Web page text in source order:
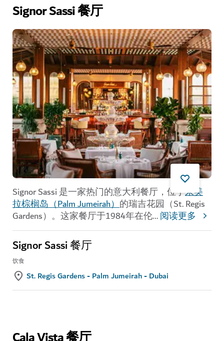
Signor Sassi 餐厅
Signor Sassi 是一家热门的意大利餐厅，位于朱美
拉棕榈岛（Palm Jumeirah）的瑞吉花园（St. Regis
Gardens）。这家餐厅于1984年在伦...阅读更多
Signor Sassi 餐厅
饮食
St. Regis Gardens - Palm Jumeirah - Dubai